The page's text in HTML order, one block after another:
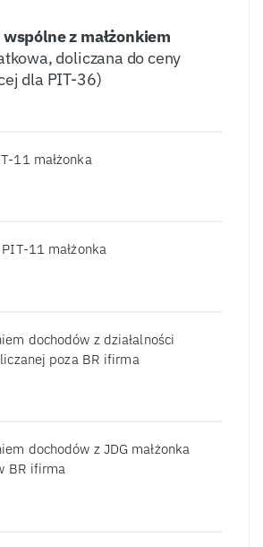
z małżonkiem
doliczana do ceny
dla PIT-36)
11 małżonka
11 małżonka
dochodów z działalności
poza BR ifirma
dochodów z JDG małżonka
BR ifirma